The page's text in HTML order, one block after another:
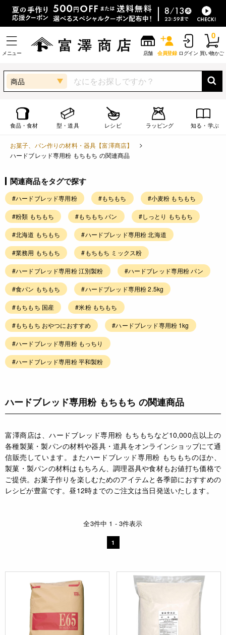
メニュー 店舗 会員登録 ログイン 買い物かご
0
商品
食品・食材 型・道具 レシピ ラッピング 知る・学ぶ
お菓子、パン作りの材料・器具【富澤商店】
ハードブレッド専用粉 もちもち の関連商品
関連商品をタグで探す
#ハードブレッド専用粉 #もちもち #小麦粉 もちもち
#粉類 もちもち #もちもち パン #しっとり もちもち
#北海道 もちもち #ハードブレッド専用粉 北海道
#業務用 もちもち #もちもち ミックス粉
#ハードブレッド専用粉 江別製粉 #ハードブレッド専用粉 パン
#食パン もちもち #ハードブレッド専用粉 2.5kg
#もちもち 国産 #米粉 もちもち
#もちもち おやつにおすすめ #ハードブレッド専用粉 1kg
#ハードブレッド専用粉 もっちり
#ハードブレッド専用粉 平和製粉
ハードブレッド専用粉 もちもち の関連商品
富澤商店は、ハードブレッド専用粉 もちもちなど10,000点以上の
各種製菓・製パンの材料や器具・道具をオンラインショップにて通
信販売しています。またハードブレッド専用粉 もちもちのほか、
製菓・製パンの材料はもちろん、調理器具や食材もお値打ち価格で
ご提供。お菓子作りを楽しむためのアイテムと各季節におすすめの
レシピが豊富です。昼12時までのご注文は当日発送いたします。
全3件中 1 - 3件表示
1